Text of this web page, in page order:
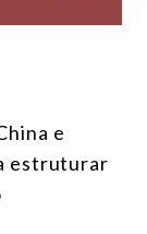
e
estruturar